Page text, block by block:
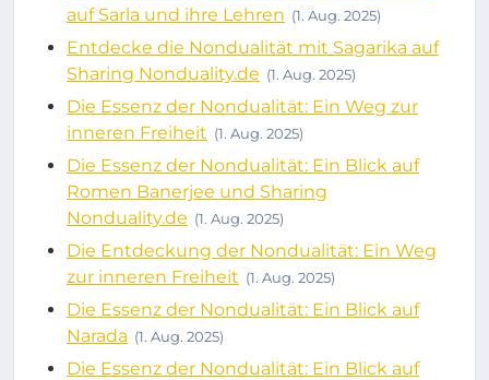
auf Sarla und ihre Lehren (1. Aug. 2025)
Entdecke die Nondualität mit Sagarika auf
Sharing Nonduality.de (1. Aug. 2025)
Die Essenz der Nondualität: Ein Weg zur
inneren Freiheit (1. Aug. 2025)
Die Essenz der Nondualität: Ein Blick auf
Romen Banerjee und Sharing
Nonduality.de (1. Aug. 2025)
Die Entdeckung der Nondualität: Ein Weg
zur inneren Freiheit (1. Aug. 2025)
Die Essenz der Nondualität: Ein Blick auf
Narada (1. Aug. 2025)
Die Essenz der Nondualität: Ein Blick auf